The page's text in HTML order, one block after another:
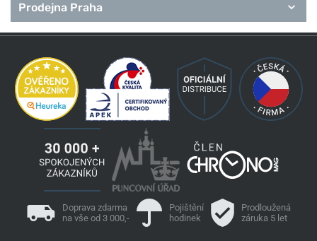
Prodejna Praha
Doprava zdarma
na vše od 3 000,-
Pojištění
hodinek
Prodloužená
záruka 5 let